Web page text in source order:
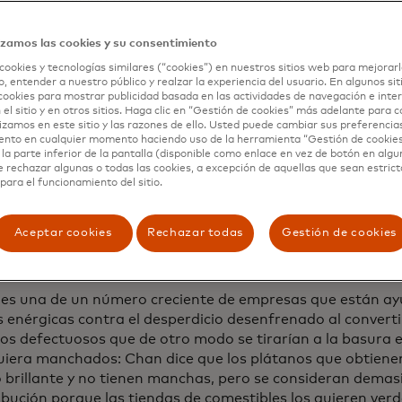
toda la vida de Chan, Justice Walz, se lanzó al
copropietaria, y el diseño de su marca y la dirección
emplean pulpa de jugo orgánico procedente de la
Bar para elaborar sus bolitas de pulpa crujientes
frutas y verduras imperfectas de agricultores y
Choco-Pearamel y Bananarama que venden en
escasez de producción de alimentos”, afirma Chan.
los excedentes y los alimentos imperfectos para las
más productos locales, encontrar alimentos ricos en
es una de un número creciente de empresas que están
enérgicas contra el desperdicio desenfrenado al
defectuosos que de otro modo se tirarían a la basura
manchados: Chan dice que los plátanos que
brillante y no tienen manchas, pero se consideran
porque las tiendas de comestibles los quieren
las cookies y su consentimiento
y tecnologías similares (“cookies”) en nuestros sitios web para
entender a nuestro público y realzar la experiencia del usuario. En algunos
para mostrar publicidad basada en las actividades de navegación e
el sitio y en otros sitios. Haga clic en “Gestión de cookies” más adelante para
en este sitio y las razones de ello. Usted puede cambiar sus
en cualquier momento haciendo uso de la herramienta “Gestión de
la parte inferior de la pantalla (disponible como enlace en vez de botón en
rechazar algunas o todas las cookies, a excepción de aquellas que sean
el funcionamiento del sitio.
Aceptar cookies Rechazar todas Gestión de cookies